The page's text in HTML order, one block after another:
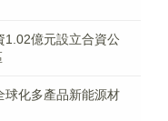
1.02億元設立合資公
球化多產品新能源材